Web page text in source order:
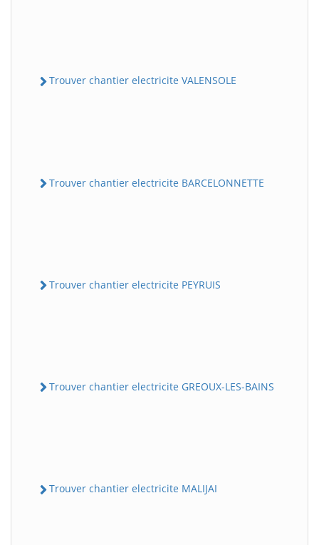
Trouver chantier electricite VALENSOLE
Trouver chantier electricite BARCELONNETTE
Trouver chantier electricite PEYRUIS
Trouver chantier electricite GREOUX-LES-BAINS
Trouver chantier electricite MALIJAI